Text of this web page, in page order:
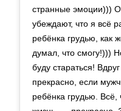
странные эмоции)))
убеждают, что я всё
ребёнка грудью,
думал, что смогу!)))
буду стараться!
прекрасно, если
ребёнка грудью. Всё,